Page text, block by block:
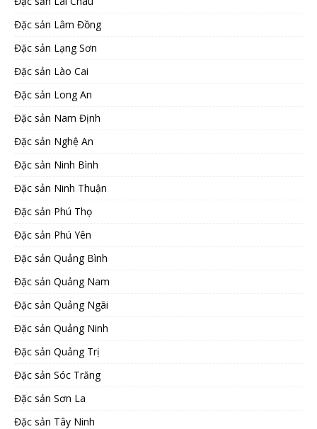
Đặc sản Lâm Đồng
Đặc sản Lạng Sơn
Đặc sản Lào Cai
Đặc sản Long An
Đặc sản Nam Định
Đặc sản Nghệ An
Đặc sản Ninh Bình
Đặc sản Ninh Thuận
Đặc sản Phú Thọ
Đặc sản Phú Yên
Đặc sản Quảng Bình
Đặc sản Quảng Nam
Đặc sản Quảng Ngãi
Đặc sản Quảng Ninh
Đặc sản Quảng Trị
Đặc sản Sóc Trăng
Đặc sản Sơn La
Đặc sản Tây Ninh